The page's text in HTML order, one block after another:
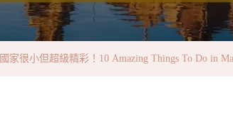
做
的
10
家很小但超級精彩！10 Amazing Things To Do in